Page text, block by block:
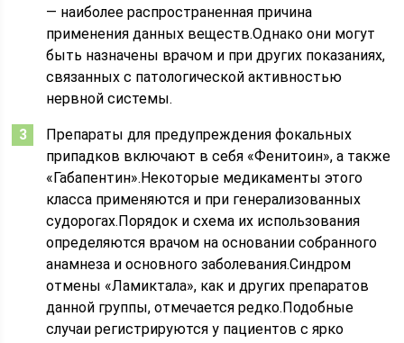
— наиболее распространенная причина
применения данных веществ.Однако они могут
быть назначены врачом и при других показаниях,
связанных с патологической активностью
нервной системы.
Препараты для предупреждения фокальных
припадков включают в себя «Фенитоин», а также
«Габапентин».Некоторые медикаменты этого
класса применяются и при генерализованных
судорогах.Порядок и схема их использования
определяются врачом на основании собранного
анамнеза и основного заболевания.Синдром
отмены «Ламиктала», как и других препаратов
данной группы, отмечается редко.Подобные
случаи регистрируются у пациентов с ярко